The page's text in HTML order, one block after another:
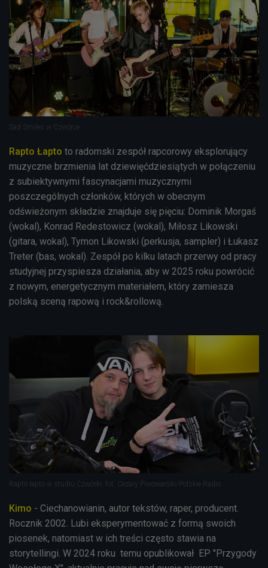
Sad Smiles w Czwórce
Rapto Łapto to radomski zespół rapcorowy eksplorujący
muzyczne brzmienia lat dziewięćdziesiątych w połączeniu
z subiektywnymi fascynacjami muzycznymi
poszczególnych członków, których w obecnym
odświeżonym składzie znajduje się pięciu: Dominik Morgaś
(wokal), Konrad Redestowicz (wokal), Miłosz Likowski
(gitara, wokal), Tymon Likowski (perkusja, sampler) i Łukasz
Treter (bas, wokal). Zespół po kilku latach przerwy od pracy
studyjnej przyspiesza działania, aby w 2025 roku powrócić
z nowym, energetycznym materiałem, który zamiesza
polską sceną rapową i rock&rollową.
Rapto łapto w studiu Czwórki, fot. Cezary Piwowarski/Polskie Radio
Kimo - Ciechanowianin, autor tekstów, raper, producent.
Rocznik 2002. Lubi eksperymentować z formą swoich
piosenek, natomiast w ich treści często stawia na
storytellingi. W 2024 roku temu opublikował EP "Przygody